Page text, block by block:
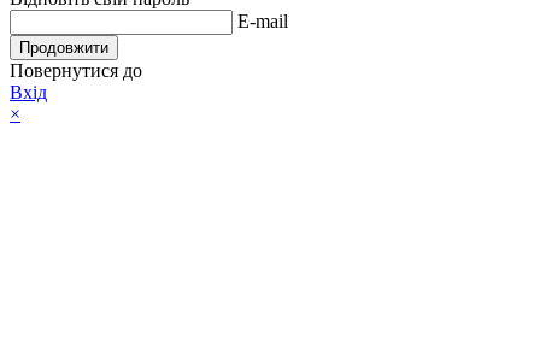
E-mail
Продовжити
Повернутися до
Вхід
×